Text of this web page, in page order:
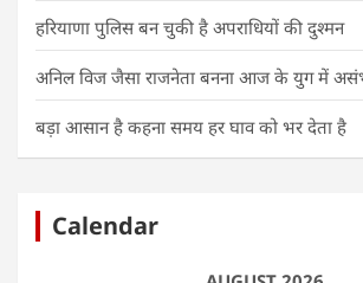
हरियाणा पुलिस बन चुकी है अपराधियों की दुश्मन
अनिल विज जैसा राजनेता बनना आज के युग में
बड़ा आसान है कहना समय हर घाव को भर देता है
Calendar